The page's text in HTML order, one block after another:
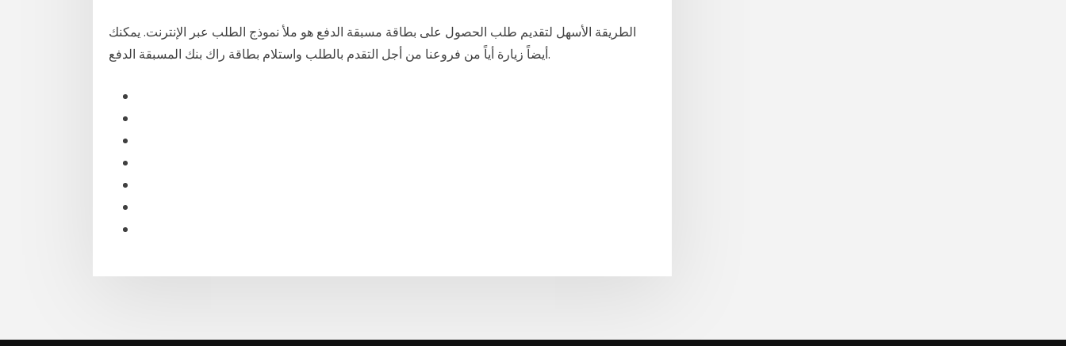
الطريقة الأسهل لتقديم طلب الحصول على بطاقة مسبقة الدفع هو ملأ نموذج الطلب عبر الإنترنت. يمكنك
أيضاً زيارة أياً من فروعنا من أجل التقدم بالطلب واستلام بطاقة راك بنك المسبقة الدفع.